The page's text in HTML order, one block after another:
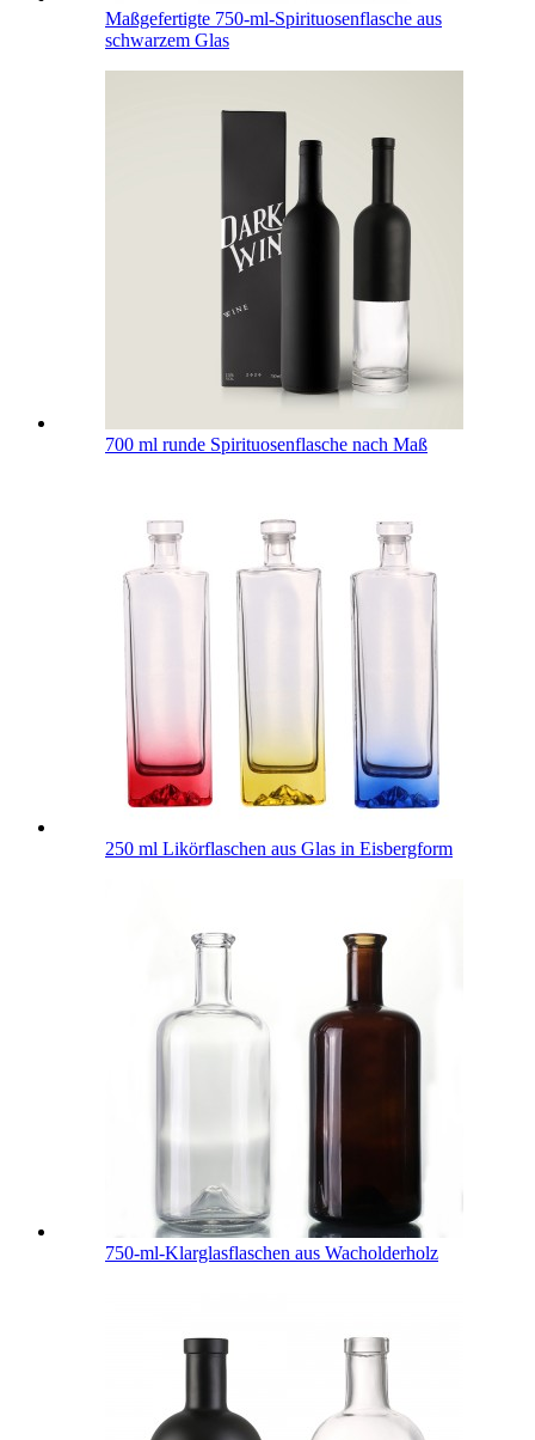
Maßgefertigte 750-ml-Spirituosenflasche aus
schwarzem Glas
700 ml runde Spirituosenflasche nach Maß
250 ml Likörflaschen aus Glas in Eisbergform
750-ml-Klarglasflaschen aus Wacholderholz